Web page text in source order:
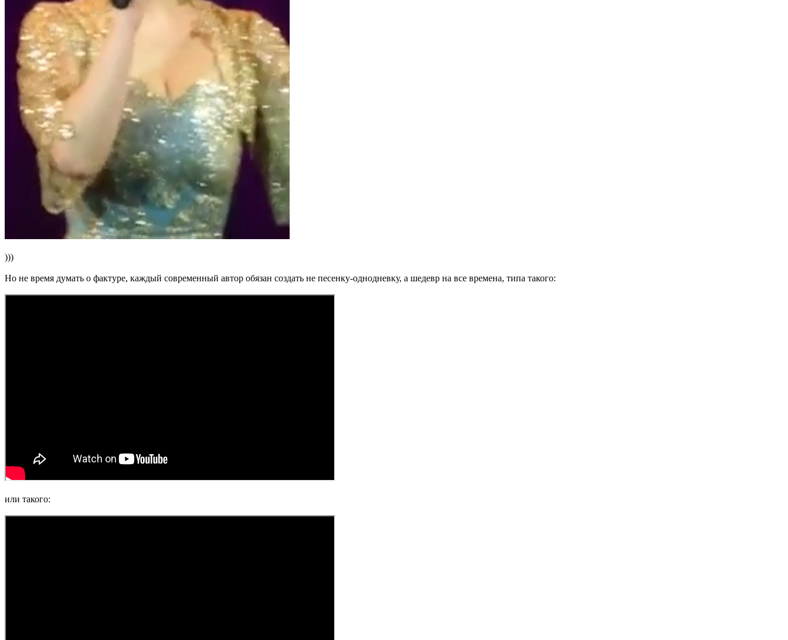
)))
Но не время думать о фактуре, каждый современный автор обязан создать не песенку-однодневку, а шедевр на все времена, типа такого:
или такого: